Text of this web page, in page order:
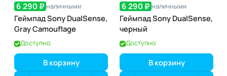
6 290 ₽ наличными
Геймпад Sony DualSense,
Gray Camouflage
Доступно
В корзину
6 290 ₽ наличными
Геймпад Sony DualSense,
черный
Доступно
В корзину